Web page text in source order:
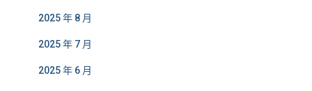
2025 年 8 月
2025 年 7 月
2025 年 6 月